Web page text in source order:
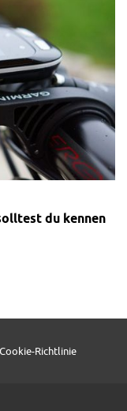
du kennen
Richtlinie